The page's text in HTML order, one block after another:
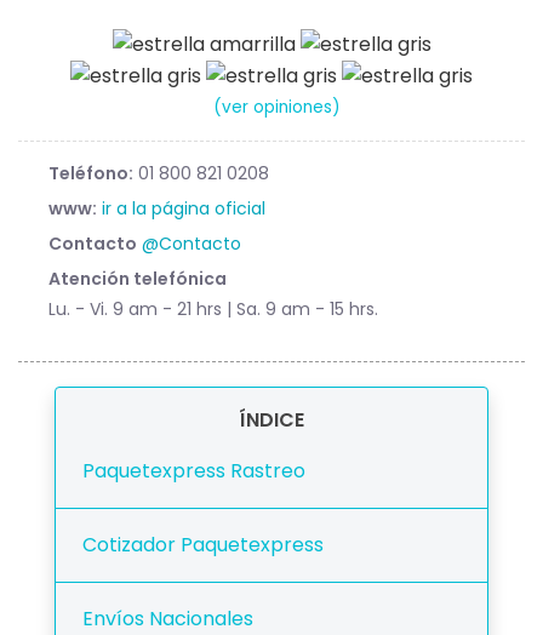
(ver opiniones)
Teléfono: 01 800 821 0208
www: ir a la página oficial
Contacto @Contacto
Atención telefónica
Lu. - Vi. 9 am - 21 hrs | Sa. 9 am - 15 hrs.
ÍNDICE
Paquetexpress Rastreo
Cotizador Paquetexpress
Envíos Nacionales